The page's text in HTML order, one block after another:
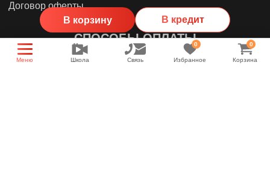
В корзину В кредит
Договор оферты
СПОСОБЫ ОПЛАТЫ
Меню Школа Связь
0
Избранное
0
Корзина